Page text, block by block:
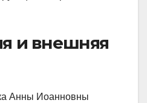
и внешняя
Анны Иоанновны